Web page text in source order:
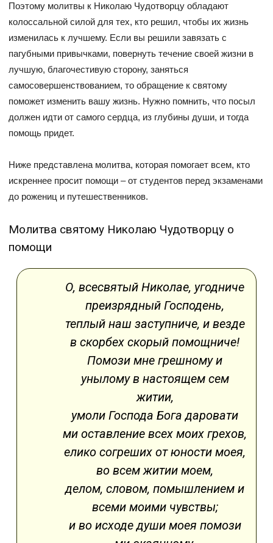
Поэтому молитвы к Николаю Чудотворцу обладают
колоссальной силой для тех, кто решил, чтобы их жизнь
изменилась к лучшему. Если вы решили завязать с
пагубными привычками, повернуть течение своей жизни в
лучшую, благочестивую сторону, заняться
самосовершенствованием, то обращение к святому
поможет изменить вашу жизнь. Нужно помнить, что посыл
должен идти от самого сердца, из глубины души, и тогда
помощь придет.
Ниже представлена молитва, которая помогает всем, кто
искреннее просит помощи – от студентов перед экзаменами
до рожениц и путешественников.
Молитва святому Николаю Чудотворцу о
помощи
О, всесвятый Николае, угодниче
преизрядный Господень,
теплый наш заступниче, и везде
в скорбех скорый помощниче!
Помози мне грешному и
унылому в настоящем сем
житии,
умоли Господа Бога даровати
ми оставление всех моих грехов,
елико согреших от юности моея,
во всем житии моем,
делом, словом, помышлением и
всеми моими чувствы;
и во исходе души моея помози